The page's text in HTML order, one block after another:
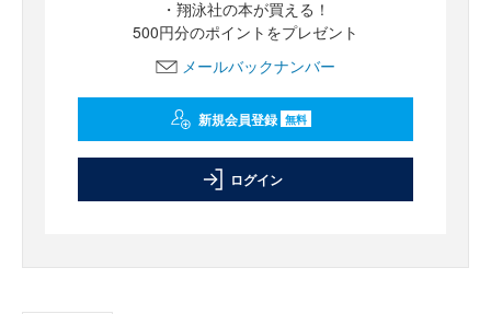
・翔泳社の本が買える！
500円分のポイントをプレゼント
メールバックナンバー
新規会員登録 無料
ログイン